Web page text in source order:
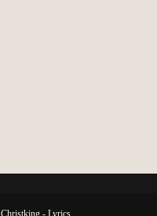
Christking - Lyrics